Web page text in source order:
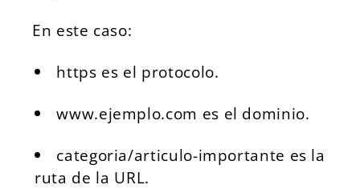
En este caso:
https es el protocolo.
www.ejemplo.com es el dominio.
categoria/articulo-importante es la
ruta de la URL.